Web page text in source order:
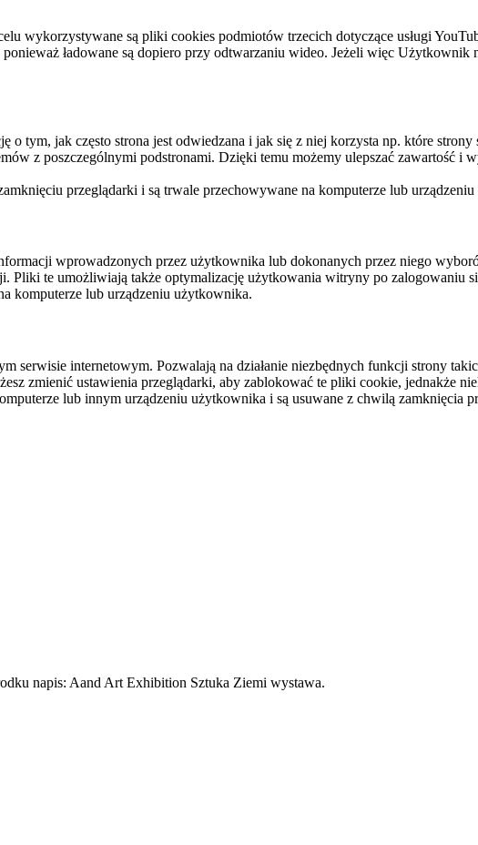
wykorzystywane są pliki cookies podmiotów trzecich dotyczące usługi
ładowane są dopiero przy odtwarzaniu wideo. Jeżeli więc Użytkownik
tym, jak często strona jest odwiedzana i jak się z niej korzysta np. które
z poszczególnymi podstronami. Dzięki temu możemy ulepszać zawartość i
przeglądarki i są trwale przechowywane na komputerze lub
wprowadzonych przez użytkownika lub dokonanych przez niego
Pliki te umożliwiają także optymalizację użytkowania witryny po zalogowaniu
komputerze lub urządzeniu użytkownika.
serwisie internetowym. Pozwalają na działanie niezbędnych funkcji strony
zmienić ustawienia przeglądarki, aby zablokować te pliki cookie, jednakże
lub innym urządzeniu użytkownika i są usuwane z chwilą zamknięcia